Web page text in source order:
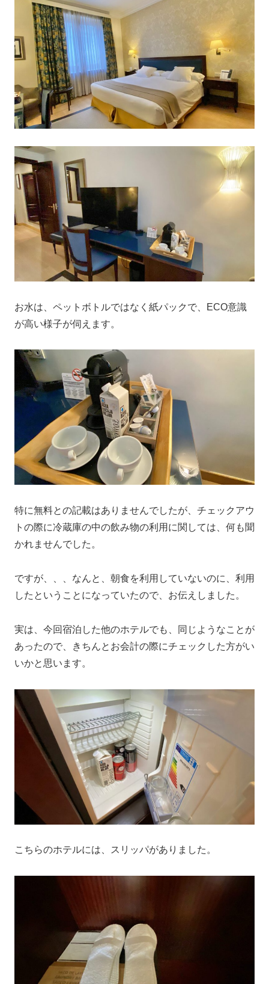
お水は、ペットボトルではなく紙パックで、ECO意識
が高い様子が伺えます。
特に無料との記載はありませんでしたが、チェックアウ
トの際に冷蔵庫の中の飲み物の利用に関しては、何も聞
かれませんでした。
ですが、、、なんと、朝食を利用していないのに、利用
したということになっていたので、お伝えしました。
実は、今回宿泊した他のホテルでも、同じようなことが
あったので、きちんとお会計の際にチェックした方がい
いかと思います。
こちらのホテルには、スリッパがありました。